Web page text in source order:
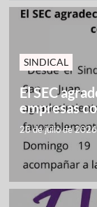
SINDICAL
El SEC
empresas
28 de julio de 2026